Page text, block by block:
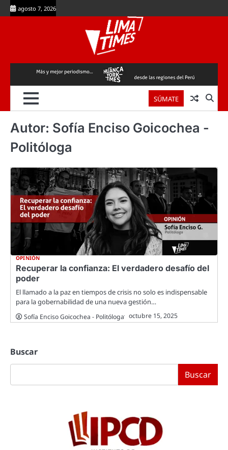
Skip
to
agosto 7, 2026
SÚMATE
Autor: Sofía Enciso Goicochea -
Politóloga
OPINIÓN
Recuperar la confianza: El verdadero desafío del
poder
El llamado a la paz en tiempos de crisis no solo es indispensable
para la gobernabilidad de una nueva gestión…
Sofía Enciso Goicochea - Politóloga octubre 15, 2025
Buscar
Buscar